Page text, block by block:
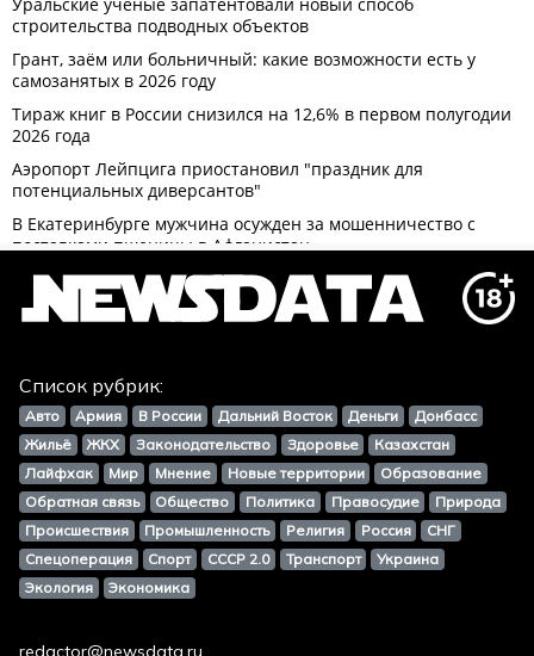
Список рубрик:
Авто Армия В России Дальний Восток Деньги
Донбасс
Жильё
ЖКХ Законодательство Здоровье
Казахстан
Лайфхак
Мир Мнение Новые территории
Образование
Обратная связь
Общество Политика Правосудие
Природа
Происшествия
Промышленность Религия Россия
СНГ
Спецоперация
Спорт СССР 2.0 Транспорт
Украина
Экология
Экономика
redactor@newsdata.ru